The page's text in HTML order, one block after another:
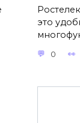
это
0